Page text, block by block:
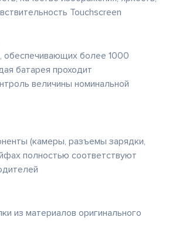
Touchscreen
обеспечивающих более 1000
батарея проходит
величины номинальной
(камеры, разъемы зарядки,
полностью соответствуют
из материалов оригинального